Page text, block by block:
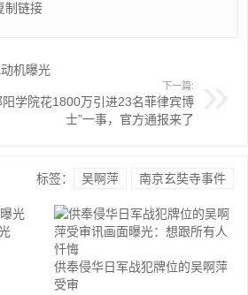
制链接
机曝光
下一篇:
学院花1800万引进23名菲律宾博
士”一事，官方通报来了
标签： 吴啊萍 南京玄奘寺事件
供奉侵华日军战犯牌位的吴啊萍
受审